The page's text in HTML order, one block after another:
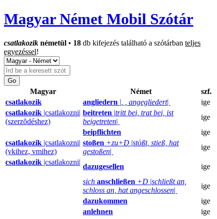
Magyar Német Mobil Szótár
csatlakozik németül • 18 db kifejezés található a szótárban teljes
egyezéssel!
Magyar Német
szf.
csatlakozik
angliedern | , , angegliedert|
ige
csatlakozik |csatlakozni|
(szerzõdéshez)
beitreten |tritt bei, trat bei, ist
beigetreten|
ige
beipflichten
ige
csatlakozik |csatlakozni|
(vkihez, vmihez)
stoßen +zu+D |stößt, stieß, hat
gestoßen|
ige
csatlakozik |csatlakozni|
dazugesellen
ige
sich anschließen +D |schließt an,
schloss an, hat angeschlossen|
ige
dazukommen
ige
anlehnen
ige